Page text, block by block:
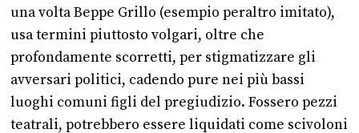
una volta Beppe Grillo (esempio peraltro imitato),
usa termini piuttosto volgari, oltre che
profondamente scorretti, per stigmatizzare gli
avversari politici, cadendo pure nei più bassi
luoghi comuni figli del pregiudizio. Fossero pezzi
teatrali, potrebbero essere liquidati come scivoloni